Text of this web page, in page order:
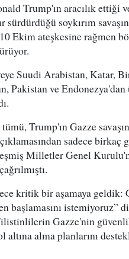
Trump'ın aracılık ettiği
sürdürdüğü soykırım
Ekim ateşkesine rağmen
Suudi Arabistan, Katar,
Pakistan ve Endonezya'dan
Trump'ın Gazze
sadece birkaç
Milletler Genel
kritik bir aşamaya geldik:
başlamasını istemiyoruz”
Gazze'nin
altına alma planlarını